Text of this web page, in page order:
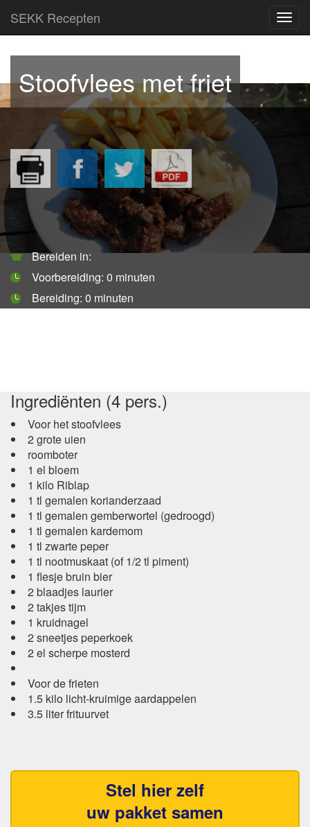
SEKK Recepten
Stoofvlees met friet
Bereiden in:
Voorbereiding: 0 minuten
Bereiding: 0 minuten
Ingrediënten (4 pers.)
Voor het stoofvlees
2 grote uien
roomboter
1 el bloem
1 kilo Riblap
1 tl gemalen korianderzaad
1 tl gemalen gemberwortel (gedroogd)
1 tl gemalen kardemom
1 tl zwarte peper
1 tl nootmuskaat (of 1/2 tl piment)
1 flesje bruin bier
2 blaadjes laurier
2 takjes tijm
1 kruidnagel
2 sneetjes peperkoek
2 el scherpe mosterd
Voor de frieten
1.5 kilo licht-kruimige aardappelen
3.5 liter frituurvet
Stel hier zelf
uw pakket samen